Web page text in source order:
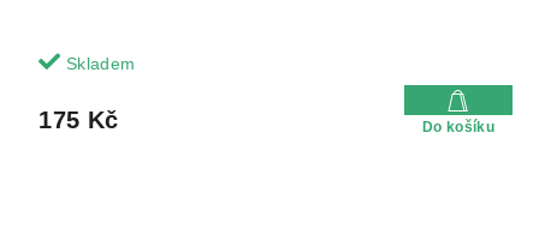
Skladem
175 Kč Do košíku